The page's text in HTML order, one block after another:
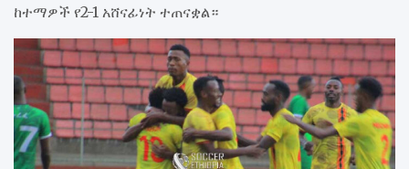
ከተማዎች የ2-1 አሸናፊነት ተጠናቋል።